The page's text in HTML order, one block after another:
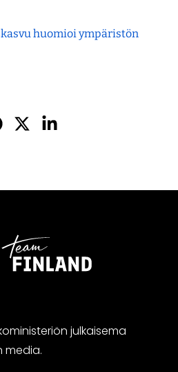
huomioi ympäristön
Jaa
Jaa
julkaisema
media.